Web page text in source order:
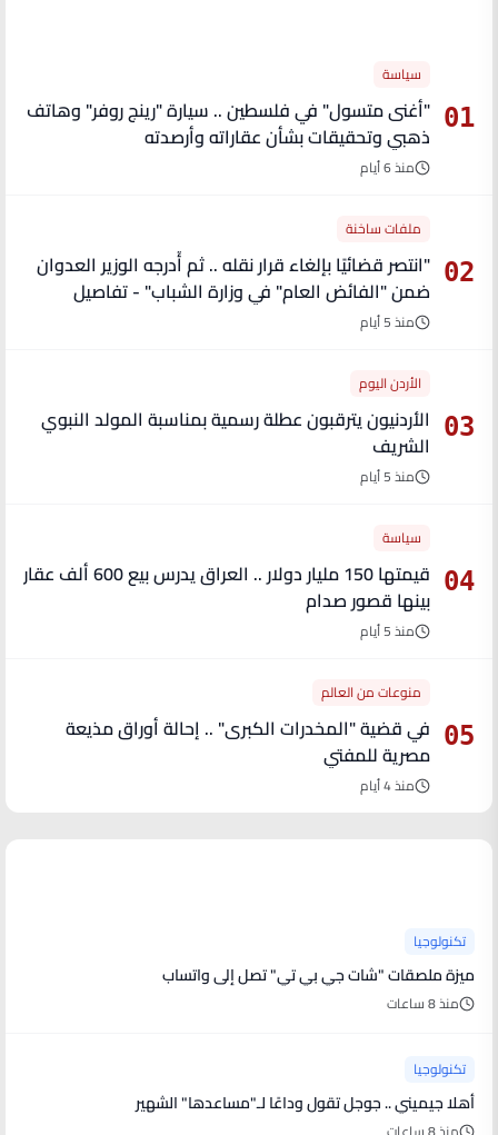
01
سياسة
"أغنى متسول" في فلسطين .. سيارة "رينج روفر" وهاتف
ذهبي وتحقيقات بشأن عقاراته وأرصدته
منذ 6 أيام
02
ملفات ساخنة
"انتصر قضائيًا بإلغاء قرار نقله .. ثم أُدرجه الوزير العدوان
ضمن "الفائض العام" في وزارة الشباب" - تفاصيل
منذ 5 أيام
03
الأردن اليوم
الأردنيون يترقبون عطلة رسمية بمناسبة المولد النبوي
الشريف
منذ 5 أيام
04
سياسة
قيمتها 150 مليار دولار .. العراق يدرس بيع 600 ألف عقار
بينها قصور صدام
منذ 5 أيام
05
منوعات من العالم
في قضية "المخدرات الكبرى" .. إحالة أوراق مذيعة
مصرية للمفتي
منذ 4 أيام
تكنولوجيا
ميزة ملصقات "شات جي بي تي" تصل إلى واتساب
منذ 8 ساعات
تكنولوجيا
أهلا جيميني .. جوجل تقول وداعًا لـ"مساعدها" الشهير